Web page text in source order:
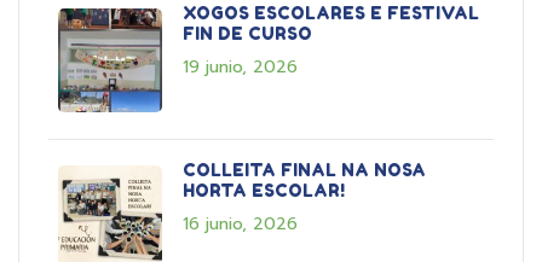
XOGOS ESCOLARES E FESTIVAL
FIN DE CURSO
19 junio, 2026
COLLEITA FINAL NA NOSA
HORTA ESCOLAR!
16 junio, 2026